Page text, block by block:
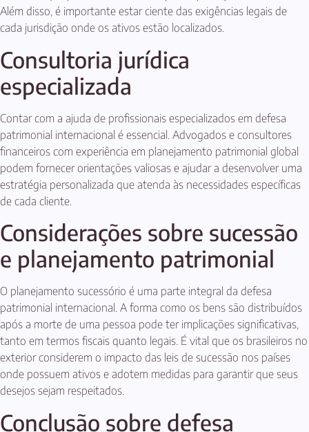
Além disso, é importante estar ciente das exigências legais de
cada jurisdição onde os ativos estão localizados.
Consultoria jurídica
especializada
Contar com a ajuda de profissionais especializados em defesa
patrimonial internacional é essencial. Advogados e consultores
financeiros com experiência em planejamento patrimonial global
podem fornecer orientações valiosas e ajudar a desenvolver uma
estratégia personalizada que atenda às necessidades específicas
de cada cliente.
Considerações sobre sucessão
e planejamento patrimonial
O planejamento sucessório é uma parte integral da defesa
patrimonial internacional. A forma como os bens são distribuídos
após a morte de uma pessoa pode ter implicações significativas,
tanto em termos fiscais quanto legais. É vital que os brasileiros no
exterior considerem o impacto das leis de sucessão nos países
onde possuem ativos e adotem medidas para garantir que seus
desejos sejam respeitados.
Conclusão sobre defesa